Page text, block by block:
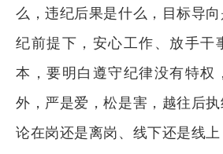
么，违纪后果是什么，目标导
纪前提下，安心工作、放手干
本，要明白遵守纪律没有特权
外，严是爱，松是害，越往后
论在岗还是离岗、线下还是线